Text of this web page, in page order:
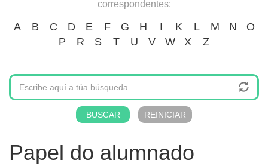
correspondentes:
A B C D E F G H I K L M N
O
P
R S T U V W X Z
Papel do alumnado